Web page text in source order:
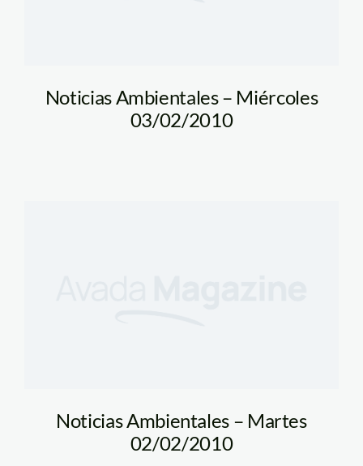
Noticias Ambientales – Miércoles
03/02/2010
Noticias Ambientales – Martes
02/02/2010